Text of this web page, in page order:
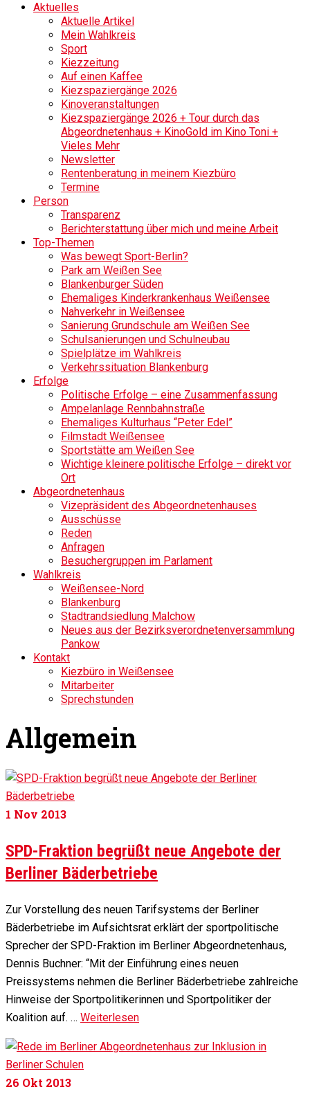
Aktuelles
Aktuelle Artikel
Mein Wahlkreis
Sport
Kiezzeitung
Auf einen Kaffee
Kiezspaziergänge 2026
Kinoveranstaltungen
Kiezspaziergänge 2026 + Tour durch das
Abgeordnetenhaus + KinoGold im Kino Toni +
Vieles Mehr
Newsletter
Rentenberatung in meinem Kiezbüro
Termine
Person
Transparenz
Berichterstattung über mich und meine Arbeit
Top-Themen
Was bewegt Sport-Berlin?
Park am Weißen See
Blankenburger Süden
Ehemaliges Kinderkrankenhaus Weißensee
Nahverkehr in Weißensee
Sanierung Grundschule am Weißen See
Schulsanierungen und Schulneubau
Spielplätze im Wahlkreis
Verkehrssituation Blankenburg
Erfolge
Politische Erfolge – eine Zusammenfassung
Ampelanlage Rennbahnstraße
Ehemaliges Kulturhaus “Peter Edel”
Filmstadt Weißensee
Sportstätte am Weißen See
Wichtige kleinere politische Erfolge – direkt vor
Ort
Abgeordnetenhaus
Vizepräsident des Abgeordnetenhauses
Ausschüsse
Reden
Anfragen
Besuchergruppen im Parlament
Wahlkreis
Weißensee-Nord
Blankenburg
Stadtrandsiedlung Malchow
Neues aus der Bezirksverordnetenversammlung
Pankow
Kontakt
Kiezbüro in Weißensee
Mitarbeiter
Sprechstunden
Allgemein
1 Nov 2013
SPD-Fraktion begrüßt neue Angebote der
Berliner Bäderbetriebe
Zur Vorstellung des neuen Tarifsystems der Berliner
Bäderbetriebe im Aufsichtsrat erklärt der sportpolitische
Sprecher der SPD-Fraktion im Berliner Ab­ge­ord­neten­haus,
Dennis Buchner: “Mit der Einführung eines neuen
Preissystems nehmen die Berliner Bäderbetriebe zahlreiche
Hinweise der Sportpolitikerinnen und Sportpolitiker der
Koalition auf. … Weiterlesen
26 Okt 2013